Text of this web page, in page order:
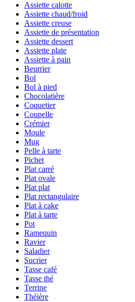
Assiette calotte
Assiette chaud/froid
Assiette creuse
Assiette de présentation
Assiette dessert
Assiette plate
Assiette à pain
Beurrier
Bol
Bol à pied
Chocolatière
Coquetier
Coupelle
Crémier
Moule
Mug
Pelle à tarte
Pichet
Plat carré
Plat ovale
Plat plat
Plat rectangulaire
Plat à cake
Plat à tarte
Pot
Ramequin
Ravier
Saladier
Sucrier
Tasse café
Tasse thé
Terrine
Théière